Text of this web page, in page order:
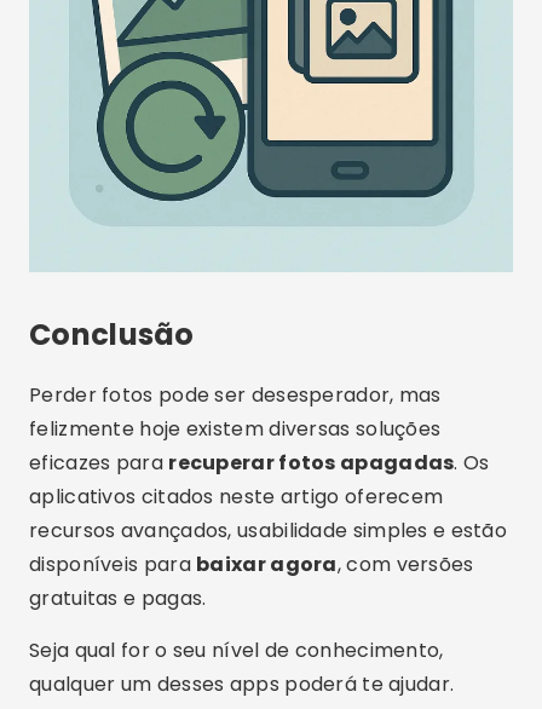
o app ideal para você e salve suas lembranças
antes que seja tarde demais.
Publicidade - SpotAds
Lucas Martins
Lucas Martins tem 25 anos, é formado em
Comunicação Digital e compartilha no blog
sua paixão por tecnologia, aplicativos e o
mundo online.